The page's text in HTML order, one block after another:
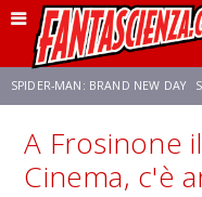
SPIDER-MAN: BRAND NEW DAY
FRANCO RICCIARDIELLO
A Frosinone
Cinema, c'è